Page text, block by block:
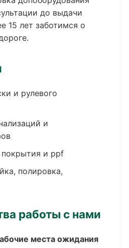
до выдачи
15 лет заботимся о
и рулевого
и
и ppf
полировка,
работы с нами
места ожидания